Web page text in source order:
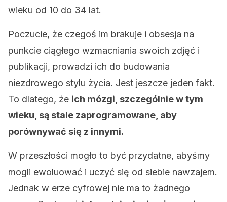
wieku od 10 do 34 lat.
Poczucie, że czegoś im brakuje i obsesja na
punkcie ciągłego wzmacniania swoich zdjęć i
publikacji, prowadzi ich do budowania
niezdrowego stylu życia. Jest jeszcze jeden fakt.
To dlatego, że ich mózgi, szczególnie w tym
wieku, są stale zaprogramowane, aby
porównywać się z innymi.
W przeszłości mogło to być przydatne, abyśmy
mogli ewoluować i uczyć się od siebie nawzajem.
Jednak w erze cyfrowej nie ma to żadnego